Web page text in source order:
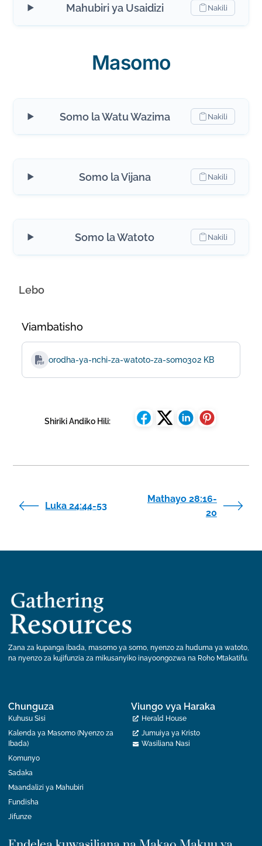
Mahubiri ya Usaidizi Nakili
Masomo
Somo la Watu Wazima Nakili
Somo la Vijana Nakili
Somo la Watoto Nakili
Lebo
Viambatisho
orodha-ya-nchi-za-watoto-za-somo302 KB
Shiriki Andiko Hili:
Luka 24:44-53
Mathayo 28:16-
20
Zana za kupanga ibada, masomo ya somo, nyenzo za huduma ya watoto,
na nyenzo za kujifunzia za mikusanyiko inayoongozwa na Roho Mtakatifu.
Chunguza
Kuhusu Sisi
Kalenda ya Masomo (Nyenzo za
Ibada)
Komunyo
Sadaka
Maandalizi ya Mahubiri
Fundisha
Jifunze
Viungo vya Haraka
Herald House
Jumuiya ya Kristo
Wasiliana Nasi